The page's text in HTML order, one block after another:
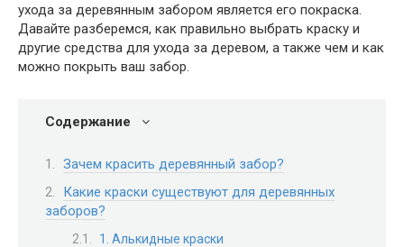
ухода за деревянным забором является его покраска.
Давайте разберемся, как правильно выбрать краску и
другие средства для ухода за деревом, а также чем и как
можно покрыть ваш забор.
Содержание
Зачем красить деревянный забор?
Какие краски существуют для деревянных
заборов?
1. Алькидные краски